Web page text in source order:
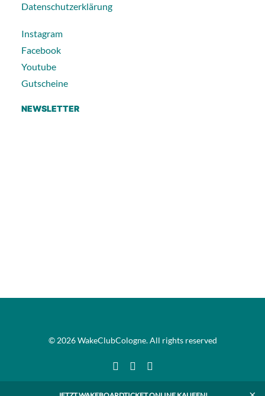
Datenschutzerklärung
Instagram
Facebook
Youtube
Gutscheine
NEWSLETTER
© 2026 WakeClubCologne. All rights reserved